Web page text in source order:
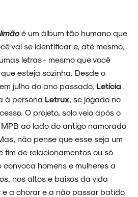
é um álbum tão humano que
vai se identificar e, até mesmo,
letras - mesmo que você
esteja sozinha. Desde o
julho do ano passado, Letícia
à persona Letrux , se jogado no
O projeto, solo veio após o
MPB ao lado do antigo namorado
Mas, não pense que esse seja um
fim de relacionamentos ou só
convoca homens e mulheres a
nos altos e baixos da vida
e a chorar e a não passar batido